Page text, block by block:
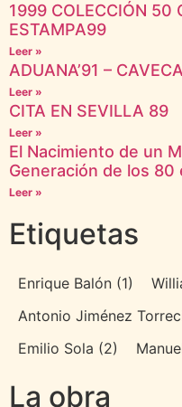
1999 COLECCIÓN 50
ESTAMPA99
Leer »
ADUANA’91 –
Leer »
CITA EN SEVILLA 89
Leer »
El Nacimiento de un
Generación de los 80
Leer »
Etiquetas
Enrique Balón (1)
Antonio Jiménez
Emilio Sola (2)
La obra